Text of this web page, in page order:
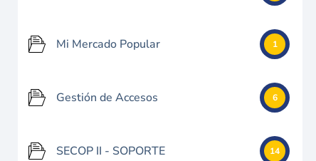
Mi Mercado Popular 1
Gestión de Accesos 6
SECOP II - SOPORTE 14